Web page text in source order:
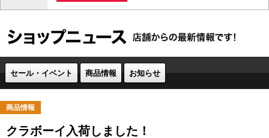
セール・イベント 商品情報 お知らせ
商品情報
クラボーイ入荷しました！